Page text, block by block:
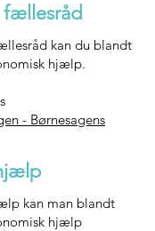
fællesråd
kan du blandt
hjælp.
- Børnesagens
kan man blandt
hjælp